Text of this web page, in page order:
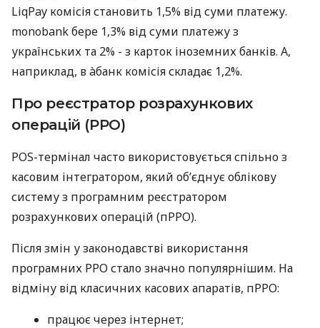
LiqPay комісія становить 1,5% від суми платежу.
monobank бере 1,3% від суми платежу з
українських та 2% - з карток іноземних банків. А,
наприклад, в àбанк комісія складає 1,2%.
Про реєстратор розрахункових
операцій (РРО)
POS-термінал часто використовується спільно з
касовим інтегратором, який об’єднує облікову
систему з програмним реєстратором
розрахункових операцій (пРРО).
Після змін у законодавстві використання
програмних РРО стало значно популярнішим. На
відміну від класичних касових апаратів, пРРО:
працює через інтернет;